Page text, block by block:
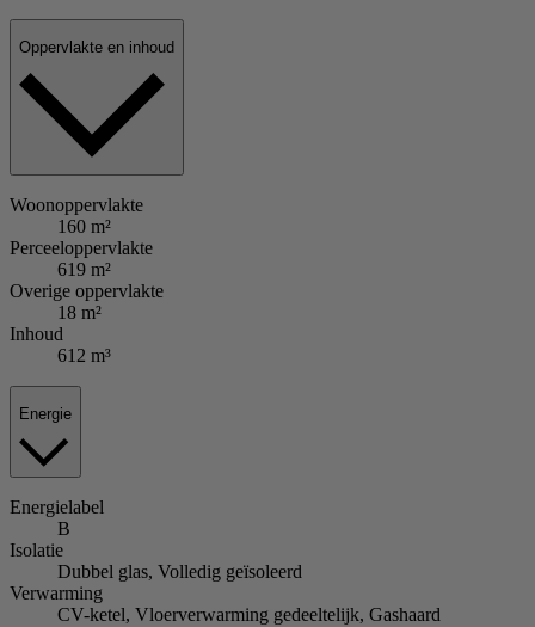
Oppervlakte en inhoud
Woonoppervlakte
160 m²
Perceeloppervlakte
619 m²
Overige oppervlakte
18 m²
Inhoud
612 m³
Energie
Energielabel
B
Isolatie
Dubbel glas, Volledig geïsoleerd
Verwarming
CV-ketel, Vloerverwarming gedeeltelijk, Gashaard